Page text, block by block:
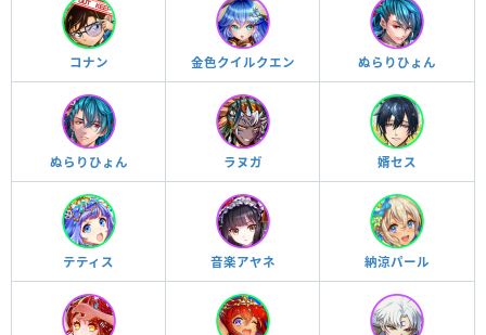
コナン 金色クイルクエン ぬらりひょん
ぬらりひょん ラヌガ 婿セス
テティス 音楽アヤネ 納涼パール